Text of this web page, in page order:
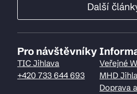
Další
Pro návštěvníky
TIC Jihlava
+420 733 644 693
Veřejné
MHD
Doprava